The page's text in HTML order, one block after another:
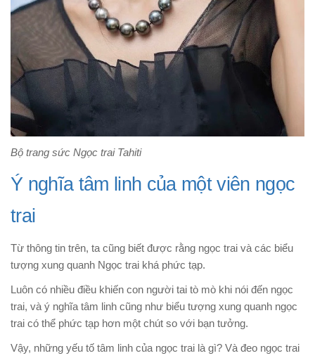
Bộ trang sức Ngọc trai Tahiti
Ý nghĩa tâm linh của một viên ngọc
trai
Từ thông tin trên, ta cũng biết được rằng ngọc trai và các biểu
tượng xung quanh Ngọc trai khá phức tạp.
Luôn có nhiều điều khiến con người tai tò mò khi nói đến ngọc
trai, và ý nghĩa tâm linh cũng như biểu tượng xung quanh ngọc
trai có thể phức tạp hơn một chút so với bạn tưởng.
Vậy, những yếu tố tâm linh của ngọc trai là gì? Và đeo ngọc trai